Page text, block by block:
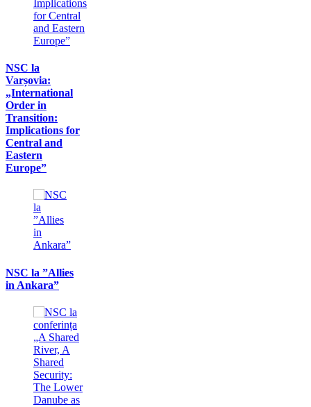
NSC la
Varșovia:
„International
Order in
Transition:
Implications for
Central and
Eastern
Europe”
NSC la ”Allies
in Ankara”